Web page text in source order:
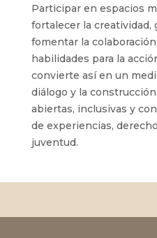
Participar en espacios
fortalecer la creatividad,
fomentar la
habilidades para la
convierte así en un
diálogo y la
abiertas, inclusivas y
de experiencias,
juventud.